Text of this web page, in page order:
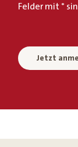
Felder mit *
Jetzt